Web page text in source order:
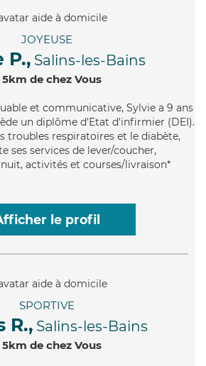
JOYEUSE
P., Salins-les-Bains
5km de chez Vous
et communicative, Sylvie a 9 ans
un diplôme d'Etat d'infirmier (DEI).
troubles respiratoires et le diabète,
ses services de lever/coucher,
activités et courses/livraison*
le profil
SPORTIVE
R., Salins-les-Bains
5km de chez Vous